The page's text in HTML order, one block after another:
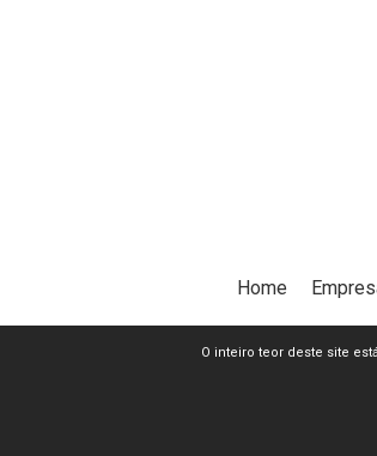
Home
O inteiro teor deste site